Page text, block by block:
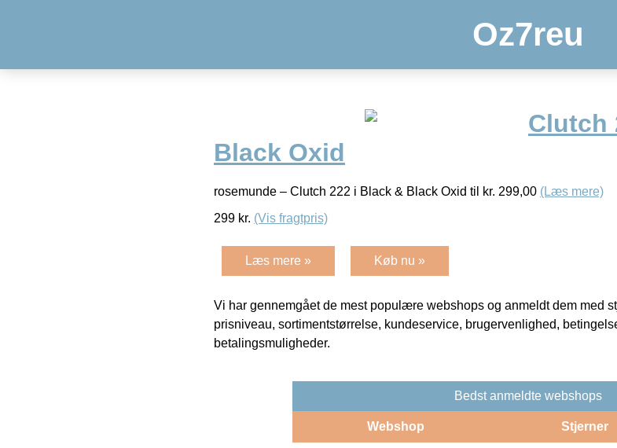
Oz7reu
Clutch
Black Oxid
rosemunde – Clutch 222 i Black & Black Oxid til kr. 299,00 (Læs mere)
299 kr. (Vis fragtpris)
Læs mere » Køb nu »
Vi har gennemgået de mest populære webshops og anmeldt dem med
prisniveau, sortimentstørrelse, kundeservice, brugervenlighed,
betalingsmuligheder.
Bedst anmeldte webshops
Webshop Stjerner